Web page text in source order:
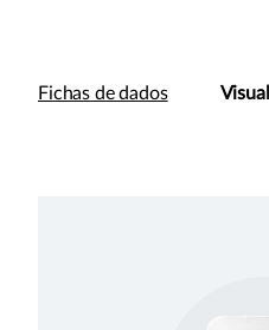
Fichas de dados